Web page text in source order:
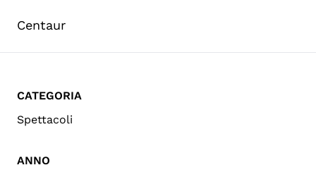
Centaur
CATEGORIA
Spettacoli
ANNO